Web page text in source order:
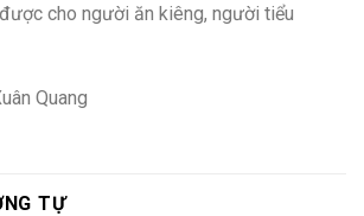
cho người ăn kiêng, người tiểu
Quang
TỰ